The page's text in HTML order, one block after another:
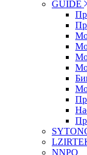
GUIDE
NNPO